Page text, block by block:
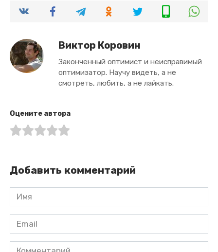
Виктор Коровин
Законченный оптимист и неисправимый
оптимизатор. Научу видеть, а не
смотреть, любить, а не лайкать.
Оцените автора
Добавить комментарий
Имя
Email
Комментарий